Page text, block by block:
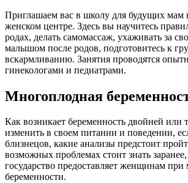
Приглашаем вас в школу для будущих
женском центре. Здесь вы научитесь
родах, делать самомассаж, ухаживать за
малышом после родов, подготовитесь к
вскармливанию. Занятия проводятся
гинекологами и педиатрами.
Многоплодная
Как возникает беременность двойней или
изменить в своем питании и поведении,
близнецов, какие анализы предстоит
возможных проблемах стоит знать
государство предоставляет женщинам
беременности.